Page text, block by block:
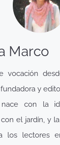
Marco
vocación
y
nace con la
el jardín, y
los lectores